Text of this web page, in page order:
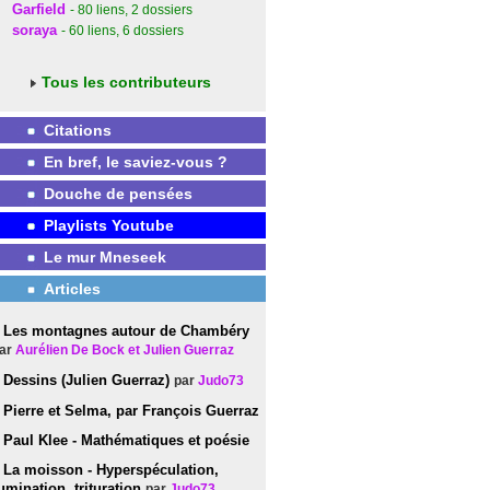
Garfield - 80 liens, 2 dossiers
soraya - 60 liens, 6 dossiers
Tous les contributeurs
Citations
En bref, le saviez-vous ?
Douche de pensées
Playlists Youtube
Le mur Mneseek
Articles
Les montagnes autour de Chambéry
Aurélien De Bock et Julien Guerraz
Dessins (Julien Guerraz) par Judo73
Pierre et Selma, par François Guerraz
Paul Klee - Mathématiques et poésie
La moisson - Hyperspéculation,